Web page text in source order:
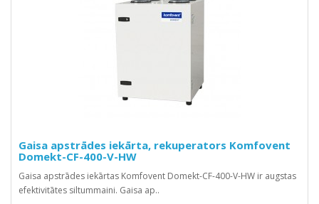
Gaisa apstrādes iekārta, rekuperators Komfovent
Domekt-CF-400-V-HW
Gaisa apstrādes iekārtas Komfovent Domekt-CF-400-V-HW ir augstas
efektivitātes siltummaini. Gaisa ap..